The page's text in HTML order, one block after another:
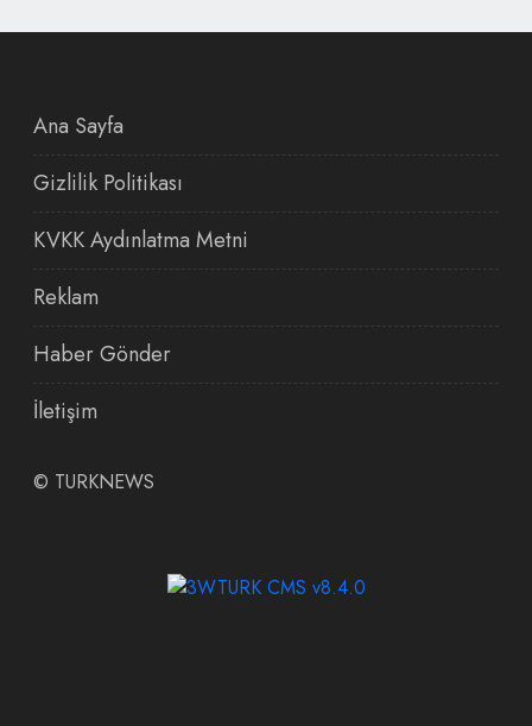
Ana Sayfa
Gizlilik Politikası
KVKK Aydınlatma Metni
Reklam
Haber Gönder
İletişim
© TURKNEWS